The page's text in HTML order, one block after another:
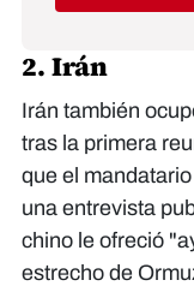
2. Irán
Irán también
tras la primera
que el
una entrevista
chino le ofreció
estrecho de